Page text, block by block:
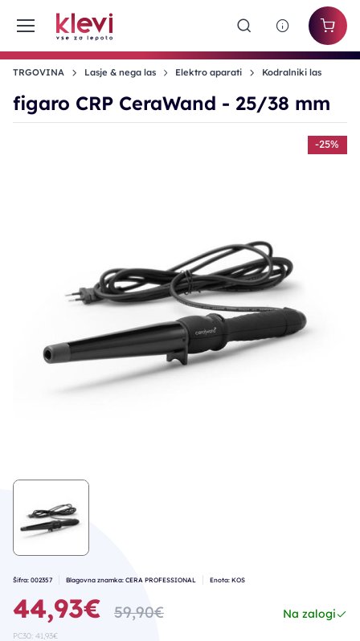
TRGOVINA Lasje & nega las Elektro aparati Kodralniki las
figaro CRP CeraWand - 25/38 mm
-25%
Šifra: 002357 Blagovna znamka: CERA PROFESSIONAL Enota: KOS
44,93€ 59,90€ Na zalogi
PC30: 41,93€